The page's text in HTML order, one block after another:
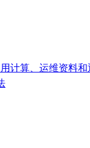
计算、运维资料